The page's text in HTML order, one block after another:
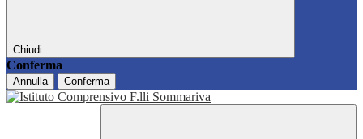
Chiudi
Conferma
Annulla Conferma